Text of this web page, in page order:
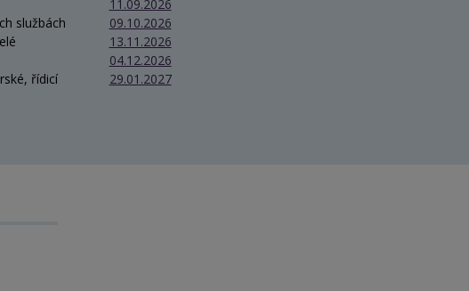
službách
řídicí
11.09.2026
09.10.2026
13.11.2026
04.12.2026
29.01.2027